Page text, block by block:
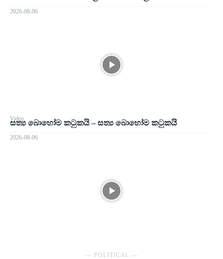
2026-08-06
Video
සත්‍ය බොහෝම කටුකයි – සත්‍ය බොහෝම කටුකයි
2026-08-06
― POLITICAL ―